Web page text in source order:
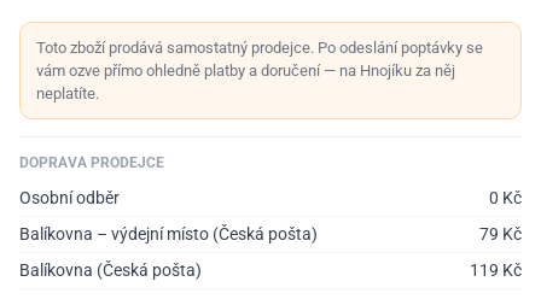
Toto zboží prodává samostatný prodejce. Po odeslání poptávky se
vám ozve přímo ohledně platby a doručení — na Hnojíku za něj
neplatíte.
DOPRAVA PRODEJCE
Osobní odběr 0 Kč
Balíkovna – výdejní místo (Česká pošta)
79 Kč
Balíkovna (Česká pošta)
119 Kč